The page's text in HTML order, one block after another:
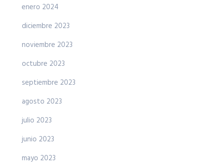
enero 2024
diciembre 2023
noviembre 2023
octubre 2023
septiembre 2023
agosto 2023
julio 2023
junio 2023
mayo 2023